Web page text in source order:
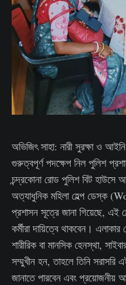
অভিজিৎ সাহা: নারী সুরক্ষা ও
গুরুত্বপূর্ণ পদক্ষেপ নিল পুলিশ
চন্দ্রকোনা রোড পুলিশ বিট হাউসে
অত্যাধুনিক মহিলা হেল্প ডেস্ক
প্রশাসন সূত্রে জানা গিয়েছে, এই
কর্মীরা দায়িত্বে থাকবেন। এলাকার
শারীরিক বা মানসিক হেনস্থা,
সম্মুখীন হন, তাহলে তিনি
জানাতে পারবেন এবং প্রয়োজনীয়